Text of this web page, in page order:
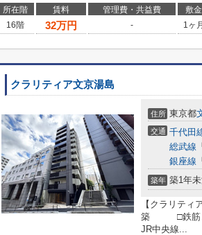
所在階 賃料 管理費・共益費 敷金
16階
32万円 - 1ヶ月
クラリティア文京湯島
住所 東京都
交通 千代田
総武線 「
銀座線 「
築年 築1年
【クラリテ
築 □鉄筋コン
JR中央線...